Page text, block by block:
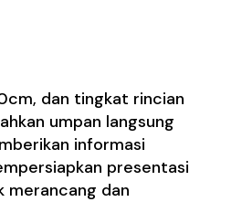
dan tingkat rincian
umpan langsung
informasi
presentasi
merancang dan